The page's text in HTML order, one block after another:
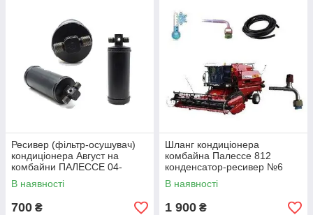
Ресивер (фільтр-осушувач)
кондиціонера Август на
комбайни ПАЛЕССЕ 04-
003977-02
В наявності
700 ₴
Шланг кондиціонера
комбайна Палессе 812
конденсатор-ресивер №6
8мм L-3600 мм (05-070200-
00)
В наявності
1 900 ₴